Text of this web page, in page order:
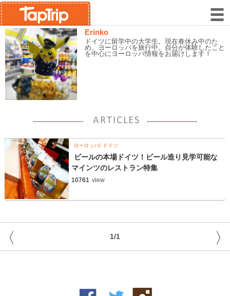
Erinko
ドイツに留学中の大学生。現在春休み中のた
め、ヨーロッパを旅行中。自分が体験したこと
を中心にヨーロッパ情報をお届けします！
ヨーロッパ ドイツ
ビールの本場ドイツ！ビール造り見学可能な
マインツのレストラン特集
10761 view
1/1
〈 〉